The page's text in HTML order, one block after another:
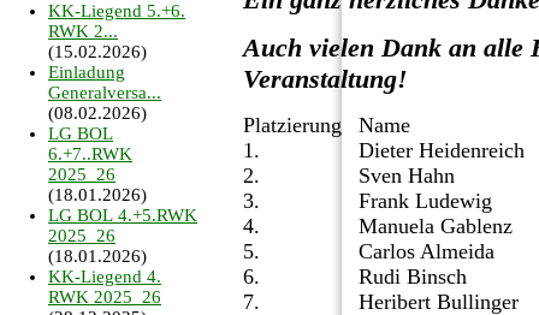
KK-Liegend 5.+6.
RWK 2...
(15.02.2026)
Einladung
Generalversa...
(08.02.2026)
LG BOL
6.+7..RWK
2025_26
(18.01.2026)
LG BOL 4.+5.RWK
2025_26
(18.01.2026)
KK-Liegend 4.
RWK 2025_26
Auch vielen Dank an
Veranstaltung!
Platzierung
Name
1.
Dieter Heidenreich
2.
Sven Hahn
3.
Frank Ludewig
4.
Manuela Gablenz
5.
Carlos Almeida
6.
Rudi Binsch
7.
Heribert Bullinger